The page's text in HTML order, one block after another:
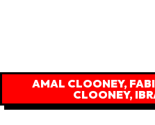
AMAL CLOONEY,
CLOONEY,